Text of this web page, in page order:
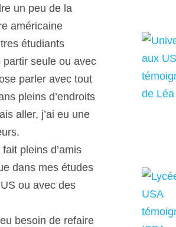
un peu de la
américaine
étudiants
partir seule ou avec
parler avec tout
pleins d’endroits
aller, j’ai eu une
pleins d’amis
dans mes études
ou avec des
besoin de refaire